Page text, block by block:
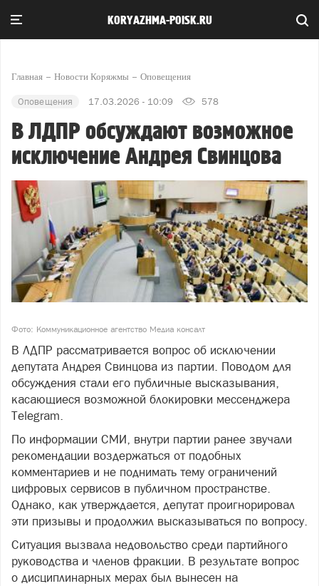
KORYAZHMA-POISK.RU
Главная Новости Коряжмы Оповещения
Оповещения 17.03.2026 - 10:09 578
В ЛДПР обсуждают возможное
исключение Андрея Свинцова
Фото: Коммуникационное агентство Медиа консалт
В ЛДПР рассматривается вопрос об исключении
депутата Андрея Свинцова из партии. Поводом для
обсуждения стали его публичные высказывания,
касающиеся возможной блокировки мессенджера
Telegram.
По информации СМИ, внутри партии ранее звучали
рекомендации воздержаться от подобных
комментариев и не поднимать тему ограничений
цифровых сервисов в публичном пространстве.
Однако, как утверждается, депутат проигнорировал
эти призывы и продолжил высказываться по вопросу.
Ситуация вызвала недовольство среди партийного
руководства и членов фракции. В результате вопрос
о дисциплинарных мерах был вынесен на